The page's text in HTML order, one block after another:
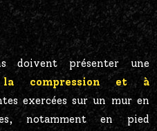
doivent présenter une
compression et à
exercées sur un mur en
notamment en pied